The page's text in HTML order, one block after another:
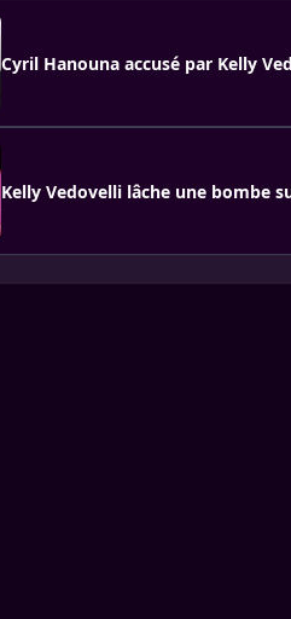
Cyril Hanouna accusé par Kelly
Kelly Vedovelli lâche une bombe